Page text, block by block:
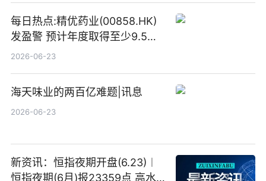
每日热点:精优药业(00858.HK)
发盈警 预计年度取得至少9.5亿
港元的亏损 同比盈转亏
2026-06-23
海天味业的两百亿难题|讯息
2026-06-23
新资讯：恒指夜期开盘(6.23)︱
恒指夜期(6月)报23359点 高水